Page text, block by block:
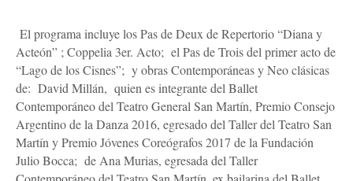
El programa incluye los Pas de Deux de Repertorio “Diana y
Acteón” ; Coppelia 3er. Acto; el Pas de Trois del primer acto de
“Lago de los Cisnes”; y obras Contemporáneas y Neo clásicas
de: David Millán, quien es integrante del Ballet
Contemporáneo del Teatro General San Martín, Premio Consejo
Argentino de la Danza 2016, egresado del Taller del Teatro San
Martín y Premio Jóvenes Coreógrafos 2017 de la Fundación
Julio Bocca; de Ana Murias, egresada del Taller